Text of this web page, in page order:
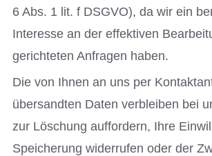
6 Abs. 1 lit. f DSGVO), da wir ein
Interesse an der effektiven
gerichteten Anfragen haben.
Die von Ihnen an uns per
übersandten Daten verbleiben bei
zur Löschung auffordern, Ihre
Speicherung widerrufen oder der